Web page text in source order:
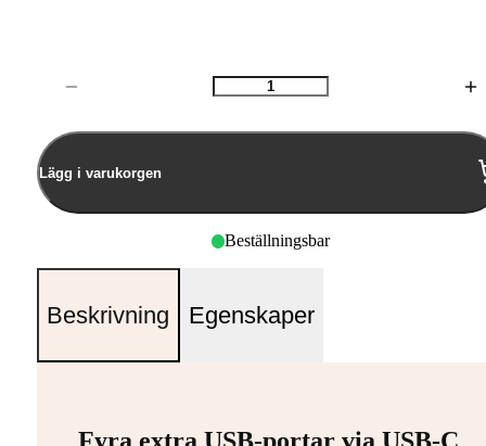
Antal
Lägg i varukorgen
Beställningsbar
Beskrivning Egenskaper
Fyra extra USB-portar via USB-C